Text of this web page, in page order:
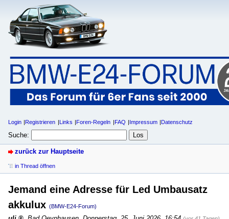
Login Registrieren Links Foren-Regeln FAQ Impressum Datenschutz
Suche:
zurück zur Hauptseite
in Thread öffnen
Jemand eine Adresse für Led Umbausatz
akkulux (BMW-E24-Forum)